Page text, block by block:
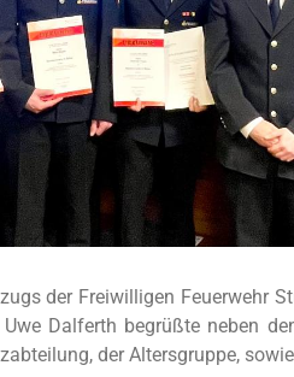
der Freiwilligen Feuerwehr
Dalferth begrüßte neben
der Altersgruppe,